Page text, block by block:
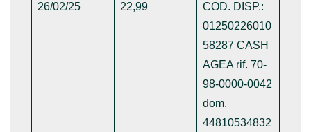
26/02/25 22,99
COD. DISP.:
01250226010
58287 CASH
AGEA rif. 70-
98-0000-0042
dom.
44810534832